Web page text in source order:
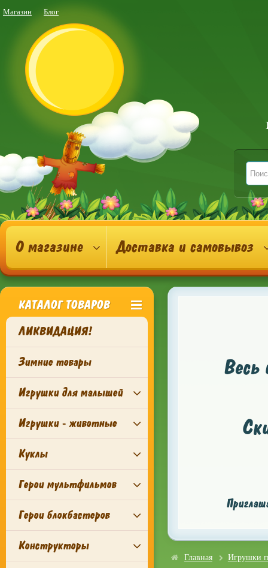
Магазин Блог
О магазине Доставка и самовывоз
КАТАЛОГ ТОВАРОВ
ЛИКВИДАЦИЯ!
Зимние товары
Игрушки для малышей
Игрушки - животные
Куклы
Герои мультфильмов
Герои блокбастеров
Конструкторы
Весь
Главная Игрушки